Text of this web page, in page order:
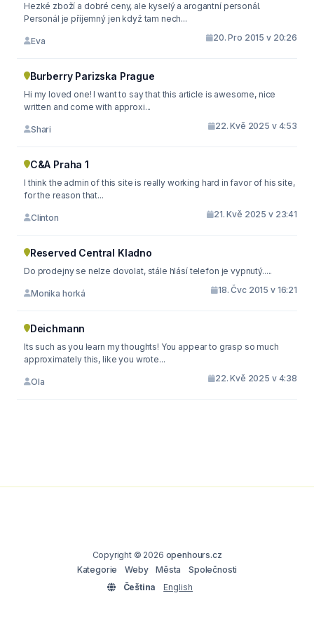
Hezké zboží a dobré ceny, ale kyselý a arogantní personál.
Personál je příjemný jen když tam nech...
Eva 20. Pro 2015 v 20:26
Burberry Parizska Prague
Hi my loved one! I want to say that this article is awesome, nice
written and come with approxi...
Shari 22. Kvě 2025 v 4:53
C&A Praha 1
I think the admin of this site is really working hard in favor of his site,
for the reason that...
Clinton 21. Kvě 2025 v 23:41
Reserved Central Kladno
Do prodejny se nelze dovolat, stále hlásí telefon je vypnutý.....
Monika horká 18. Čvc 2015 v 16:21
Deichmann
Its such as you learn my thoughts! You appear to grasp so much
approximately this, like you wrote...
Ola 22. Kvě 2025 v 4:38
Copyright © 2026 openhours.cz
Kategorie
Weby Města
Společnosti
Čeština
English